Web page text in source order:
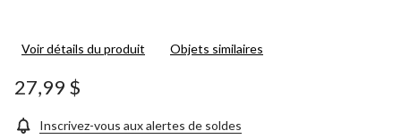
Voir détails du produit Objets similaires
27,99 $
Inscrivez-vous aux alertes de soldes